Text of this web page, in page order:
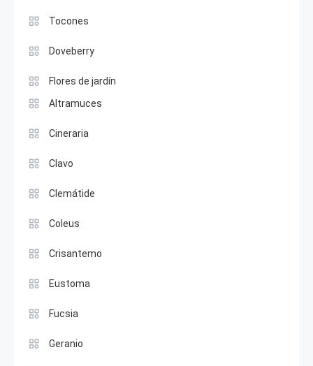
Tocones
Doveberry
Flores de jardín
Altramuces
Cineraria
Clavo
Clemátide
Coleus
Crisantemo
Eustoma
Fucsia
Geranio